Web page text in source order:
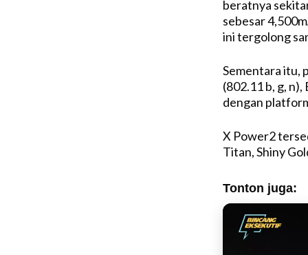
beratnya
sebesar
ini tergolong
Sementara itu,
(802.11 b, g,
dengan
X Power2
Titan, Shiny
Tonton juga: